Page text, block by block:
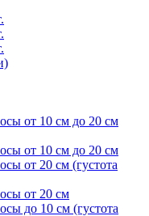
от 10 см до 20 см
от 10 см до 20 см
от 20 см (густота
от 20 см
до 10 см (густота